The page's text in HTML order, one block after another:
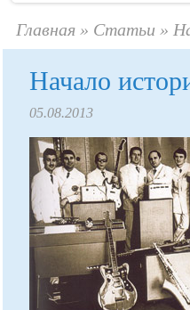
Главная » Статьи »
Начало
05.08.2013